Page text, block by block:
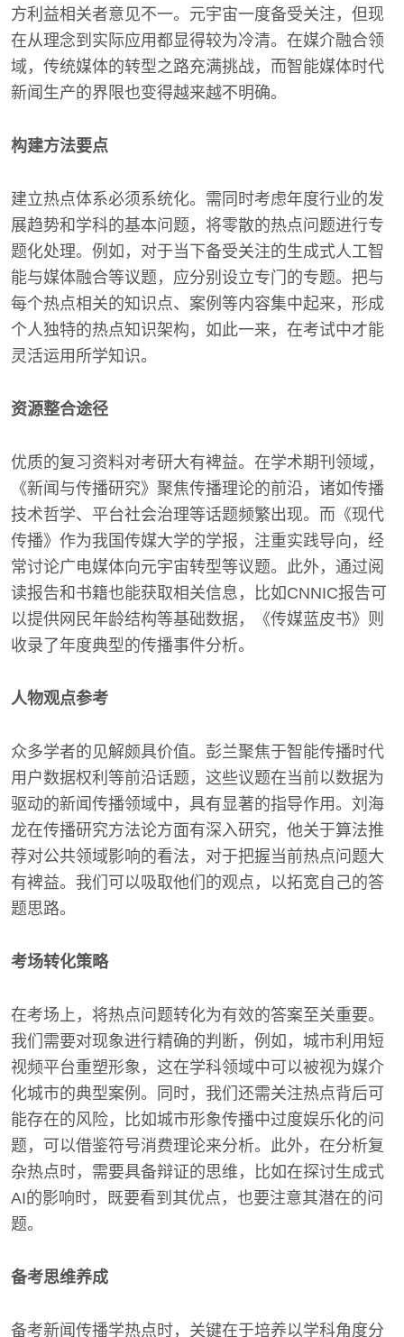
方利益相关者意见不一。元宇宙一度备受关注，但现
在从理念到实际应用都显得较为冷清。在媒介融合领
域，传统媒体的转型之路充满挑战，而智能媒体时代
新闻生产的界限也变得越来越不明确。
构建方法要点
建立热点体系必须系统化。需同时考虑年度行业的发
展趋势和学科的基本问题，将零散的热点问题进行专
题化处理。例如，对于当下备受关注的生成式人工智
能与媒体融合等议题，应分别设立专门的专题。把与
每个热点相关的知识点、案例等内容集中起来，形成
个人独特的热点知识架构，如此一来，在考试中才能
灵活运用所学知识。
资源整合途径
优质的复习资料对考研大有裨益。在学术期刊领域，
《新闻与传播研究》聚焦传播理论的前沿，诸如传播
技术哲学、平台社会治理等话题频繁出现。而《现代
传播》作为我国传媒大学的学报，注重实践导向，经
常讨论广电媒体向元宇宙转型等议题。此外，通过阅
读报告和书籍也能获取相关信息，比如CNNIC报告可
以提供网民年龄结构等基础数据，《传媒蓝皮书》则
收录了年度典型的传播事件分析。
人物观点参考
众多学者的见解颇具价值。彭兰聚焦于智能传播时代
用户数据权利等前沿话题，这些议题在当前以数据为
驱动的新闻传播领域中，具有显著的指导作用。刘海
龙在传播研究方法论方面有深入研究，他关于算法推
荐对公共领域影响的看法，对于把握当前热点问题大
有裨益。我们可以吸取他们的观点，以拓宽自己的答
题思路。
考场转化策略
在考场上，将热点问题转化为有效的答案至关重要。
我们需要对现象进行精确的判断，例如，城市利用短
视频平台重塑形象，这在学科领域中可以被视为媒介
化城市的典型案例。同时，我们还需关注热点背后可
能存在的风险，比如城市形象传播中过度娱乐化的问
题，可以借鉴符号消费理论来分析。此外，在分析复
杂热点时，需要具备辩证的思维，比如在探讨生成式
AI的影响时，既要看到其优点，也要注意其潜在的问
题。
备考思维养成
备考新闻传播学热点时，关键在于培养以学科角度分